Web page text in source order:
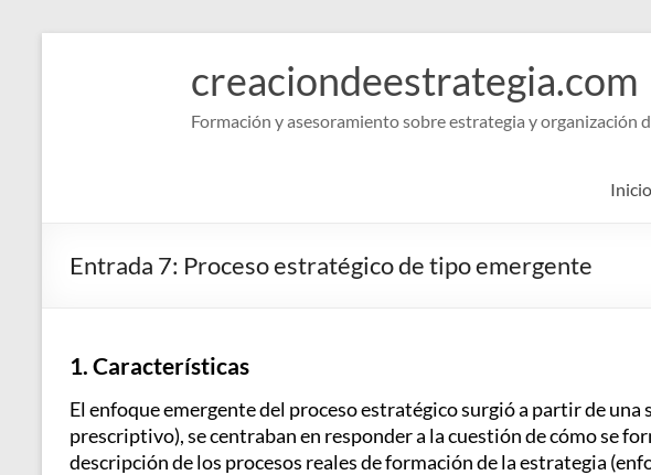
creaciondeestrategia.com
Formación y asesoramiento sobre estrategia y organización
Inicio
Entrada 7: Proceso estratégico de tipo emergente
1. Características
El enfoque emergente del proceso estratégico surgió a partir de
prescriptivo), se centraban en responder a la cuestión de cómo se
descripción de los procesos reales de formación de la estrategia